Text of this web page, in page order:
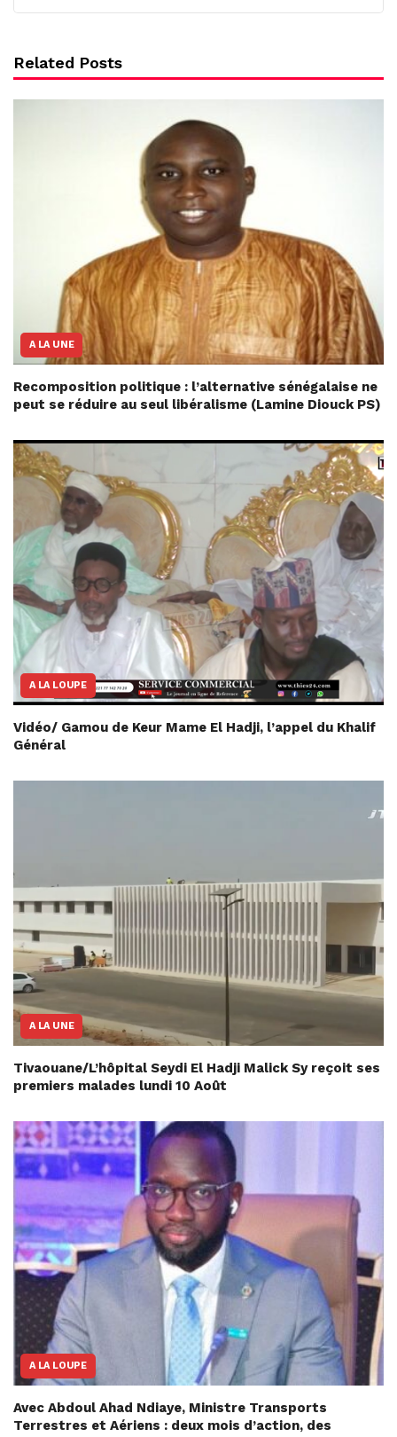
Related Posts
A LA UNE
Recomposition politique : l’alternative sénégalaise ne
peut se réduire au seul libéralisme (Lamine Diouck PS)
A LA LOUPE
Vidéo/ Gamou de Keur Mame El Hadji, l’appel du Khalif
Général
A LA UNE
Tivaouane/L’hôpital Seydi El Hadji Malick Sy reçoit ses
premiers malades lundi 10 Août
A LA LOUPE
Avec Abdoul Ahad Ndiaye, Ministre Transports
Terrestres et Aériens : deux mois d’action, des